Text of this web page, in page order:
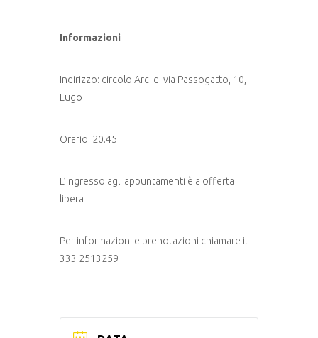
Informazioni
Indirizzo: circolo Arci di via Passogatto, 10,
Lugo
Orario: 20.45
L’ingresso agli appuntamenti è a offerta
libera
Per informazioni e prenotazioni chiamare il
333 2513259